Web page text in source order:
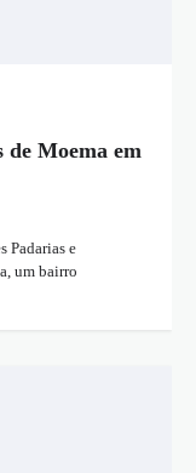
de Moema em
Padarias e
um bairro